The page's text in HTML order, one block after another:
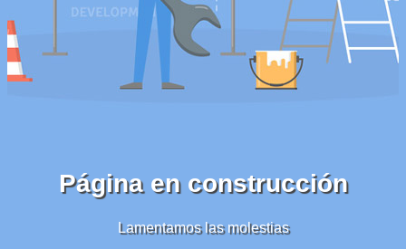
Página en construcción
Lamentamos las molestias